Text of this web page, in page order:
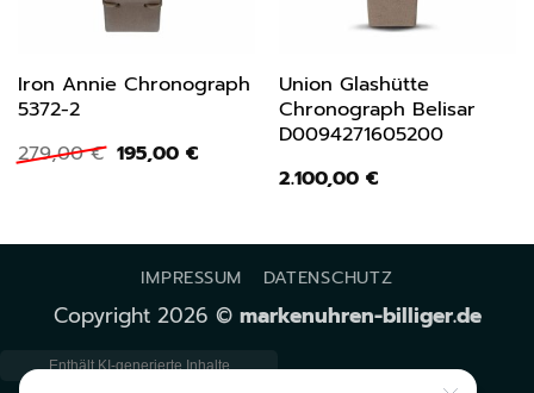
Iron Annie Chronograph
5372-2
279,00€ Ursprünglicher
Preis
195,00 €Aktueller
Union Glashütte
Chronograph Belisar
D0094271605200
2.100,00 €
IMPRESSUM DATENSCHUTZ
Copyright 2026 © markenuhren-billiger.de